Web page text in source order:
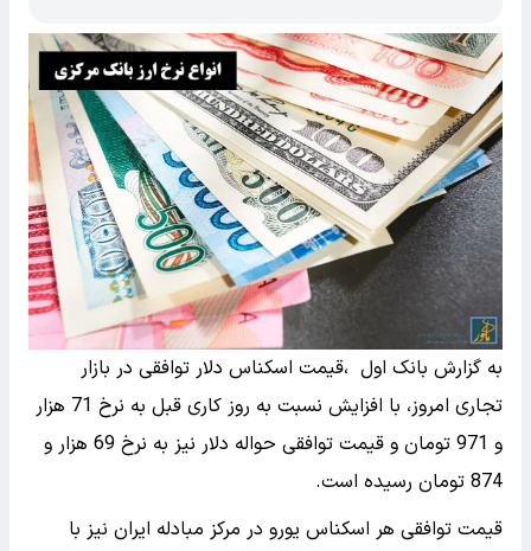
به گزارش بانک اول ،قیمت اسکناس دلار توافقی در بازار
تجاری امروز، با افزایش نسبت به روز کاری قبل به نرخ 71 هزار
و 971 تومان و قیمت توافقی حواله دلار نیز به نرخ 69 هزار و
874 تومان رسیده است.
قیمت توافقی هر اسکناس یورو در مرکز مبادله ایران نیز با